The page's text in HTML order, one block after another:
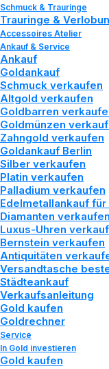
Schmuck & Trauringe
Trauringe &
Accessoires Atelier
Ankauf & Service
Ankauf
Goldankauf
Schmuck verkaufen
Altgold verkaufen
Goldbarren
Goldmünzen
Zahngold verkaufen
Goldankauf Berlin
Silber verkaufen
Platin verkaufen
Palladium verkaufen
Edelmetallankauf
Diamanten verkaufen
Luxus-Uhren
Bernstein verkaufen
Antiquitäten
Versandtasche
Städteankauf
Verkaufsanleitung
Gold kaufen
Goldrechner
Service
In Gold investieren
Gold kaufen
Ihre
Unser
Ihnen für
Ankauf,